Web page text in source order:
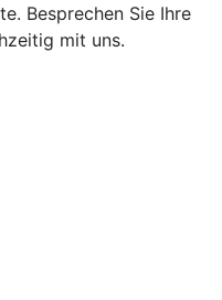
Besprechen Sie Ihre
mit uns.